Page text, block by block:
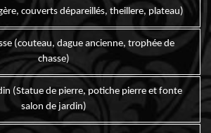
couverts dépareillés, theillere, plateau)
(couteau, dague ancienne, trophée de
chasse)
(Statue de pierre, potiche pierre et fonte
salon de jardin)